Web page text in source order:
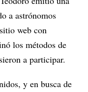
a astrónomos
web con
los métodos de
a participar.
y en busca de